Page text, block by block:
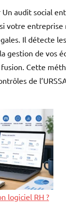
Un audit social
votre entreprise
Il détecte
gestion de vos
fusion. Cette
de
logiciel RH ?